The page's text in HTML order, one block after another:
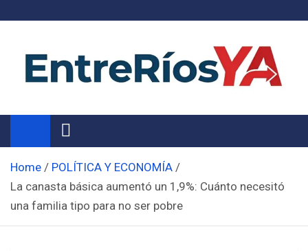
Noticias de Entre Ríos
Información de toda la provincia ahora
Home
POLÍTICA Y ECONOMÍA
La canasta básica aumentó un 1,9%: Cuánto necesitó
una familia tipo para no ser pobre